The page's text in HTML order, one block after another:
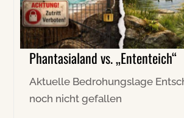
Phantasialand vs. „Ententeich“
Aktuelle Bedrohungslage
noch nicht gefallen